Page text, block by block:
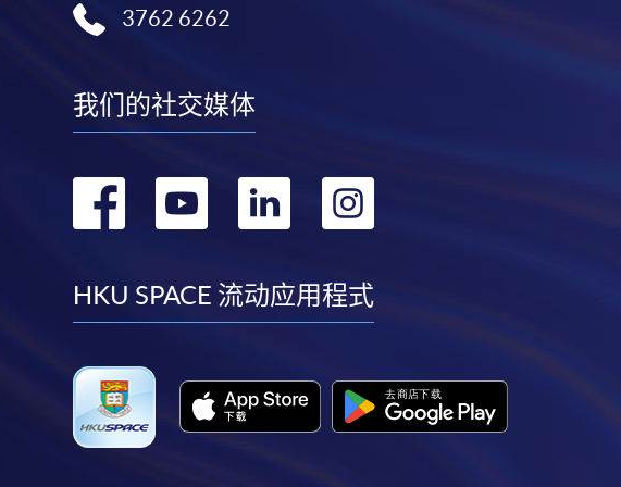
3762 6262
我们的社交媒体
转
facebook
转
youtube
转
linkedin
转
instagram
HKU SPACE 流动应用程式